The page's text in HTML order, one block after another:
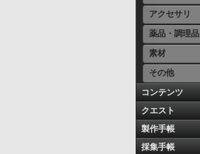
アクセサリ
薬品・調理品
素材
その他
コンテンツ
クエスト
製作手帳
採集手帳